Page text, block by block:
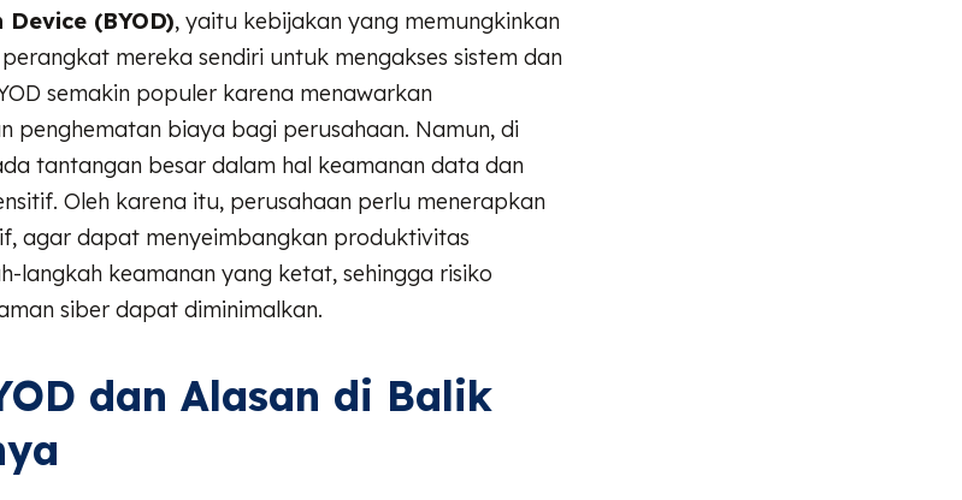
Device (BYOD), yaitu kebijakan yang memungkinkan
mereka sendiri untuk mengakses sistem dan
semakin populer karena menawarkan
penghematan biaya bagi perusahaan. Namun, di
tantangan besar dalam hal keamanan data dan
Oleh karena itu, perusahaan perlu menerapkan
agar dapat menyeimbangkan produktivitas
langkah keamanan yang ketat, sehingga risiko
siber dapat diminimalkan.
dan Alasan di Balik